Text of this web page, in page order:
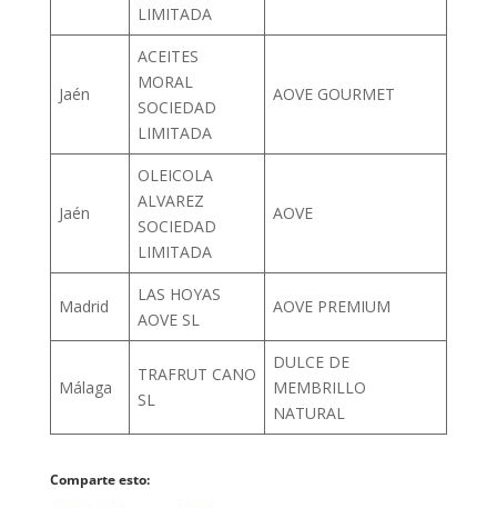
LIMITADA
Jaén
ACEITES
MORAL
SOCIEDAD
LIMITADA
AOVE GOURMET
Jaén
OLEICOLA
ALVAREZ
SOCIEDAD
LIMITADA
AOVE
Madrid
LAS HOYAS
AOVE SL
AOVE PREMIUM
Málaga
TRAFRUT CANO
SL
DULCE DE
MEMBRILLO
NATURAL
Comparte esto: